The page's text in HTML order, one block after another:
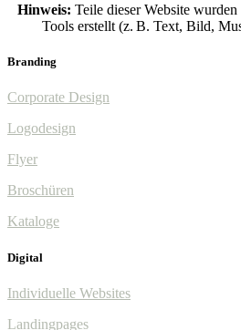
Hinweis: Teile dieser Website
Tools erstellt (z. B. Text, Bild,
Branding
Corporate Design
Logodesign
Flyer
Broschüren
Kataloge
Digital
Individuelle Websites
Landingpages